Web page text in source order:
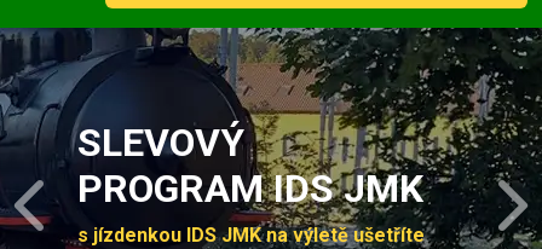
Slide 1 of 4
SLEVOVÝ
PROGRAM IDS JMK
s jízdenkou IDS JMK na výletě ušetříte
Previous